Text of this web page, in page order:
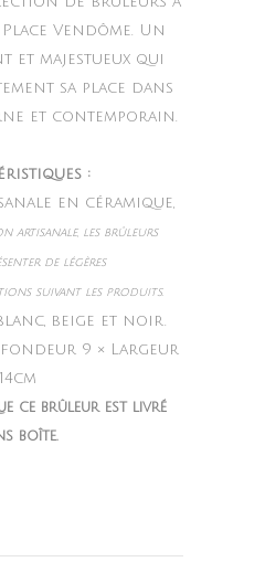
Vendôme. Un
et majestueux qui
sa place dans
et contemporain.
:
en céramique,
artisanale, les brûleurs
de légères
suivant les produits.
beige et noir.
9 × Largeur
14cm
ce brûleur est livré
boîte.